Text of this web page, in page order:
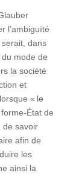
l’ambiguïté
dans
mode de
la société
et
« le
État de
de savoir
afin de
les
ainsi la